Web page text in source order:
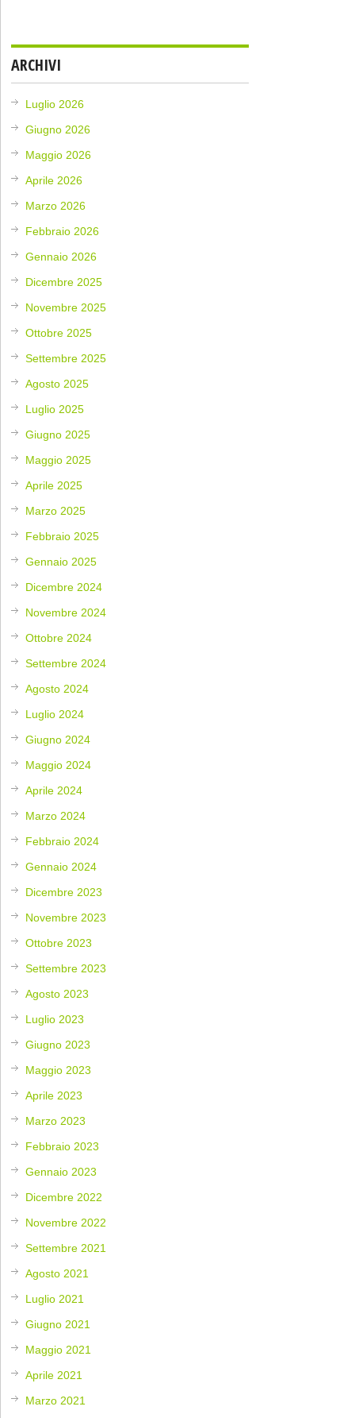
ARCHIVI
Luglio 2026
Giugno 2026
Maggio 2026
Aprile 2026
Marzo 2026
Febbraio 2026
Gennaio 2026
Dicembre 2025
Novembre 2025
Ottobre 2025
Settembre 2025
Agosto 2025
Luglio 2025
Giugno 2025
Maggio 2025
Aprile 2025
Marzo 2025
Febbraio 2025
Gennaio 2025
Dicembre 2024
Novembre 2024
Ottobre 2024
Settembre 2024
Agosto 2024
Luglio 2024
Giugno 2024
Maggio 2024
Aprile 2024
Marzo 2024
Febbraio 2024
Gennaio 2024
Dicembre 2023
Novembre 2023
Ottobre 2023
Settembre 2023
Agosto 2023
Luglio 2023
Giugno 2023
Maggio 2023
Aprile 2023
Marzo 2023
Febbraio 2023
Gennaio 2023
Dicembre 2022
Novembre 2022
Settembre 2021
Agosto 2021
Luglio 2021
Giugno 2021
Maggio 2021
Aprile 2021
Marzo 2021